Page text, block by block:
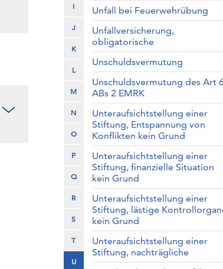
I
J
K
L
M
N
O
P
Q
R
S
T
U
Unfall bei Feuerwehrübung
Unfallversicherung,
obligatorische
Unschuldsvermutung
Unschuldsvermutung des Art
ABs 2 EMRK
Unteraufsichtstellung einer
Stiftung, Entspannung von
Konflikten kein Grund
Unteraufsichtstellung einer
Stiftung, finanzielle Situation
kein Grund
Unteraufsichtstellung einer
Stiftung, lästige
kein Grund
Unteraufsichtstellung einer
Stiftung, nachträgliche